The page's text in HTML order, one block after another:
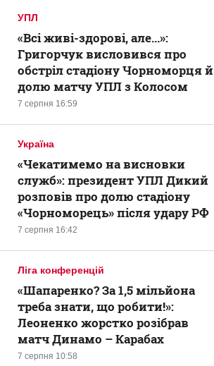
УПЛ
7 серпня 16:59
«Всі живі-здорові, але...»:
Григорчук висловився про
обстріл стадіону Чорноморця й
долю матчу УПЛ з Колосом
Україна
7 серпня 16:42
«Чекатимемо на висновки
служб»: президент УПЛ Дикий
розповів про долю стадіону
«Чорноморець» після удару РФ
Ліга конференцій
7 серпня 10:58
«Шапаренко? За 1,5 мільйона
треба знати, що робити!»:
Леоненко жорстко розібрав
матч Динамо – Карабах